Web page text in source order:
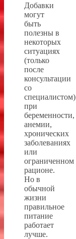
Добавки
могут
быть
полезны в
некоторых
ситуациях
(только
после
консультации
со
при
беременности,
анемии,
хронических
заболеваниях
или
ограниченном
рационе.
Но в
обычной
жизни
правильное
питание
работает
лучше.